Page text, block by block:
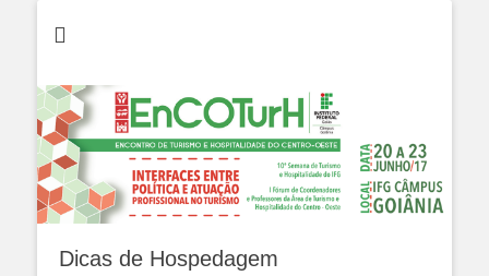
Turismo e
Hospitalidade do
Centro Oeste -
Câmpus Goiânia
Dicas de Hospedagem